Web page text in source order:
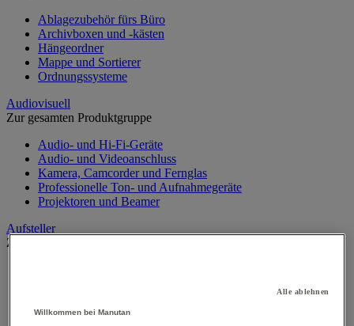
Ablagezubehör fürs Büro
Archivboxen und -kästen
Hängeordner
Mappe und Sortierer
Ordnungssysteme
Audiovisuell
Zur gesamten Produktgruppe
Audio- und Hi-Fi-Geräte
Audio- und Videoanschluss
Kamera, Camcorder und Fernglas
Professionelle Ton- und Aufnahmegeräte
Projektoren und Beamer
Aufsteller
Zur gesamten Produktgruppe
Wand-Display
Alle ablehnen
Willkommen bei Manutan